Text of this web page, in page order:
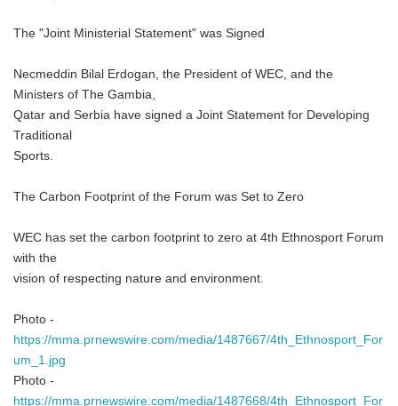
The "Joint Ministerial Statement" was Signed
Necmeddin Bilal Erdogan, the President of WEC, and the
Ministers of The Gambia,
Qatar and Serbia have signed a Joint Statement for Developing
Traditional
Sports.
The Carbon Footprint of the Forum was Set to Zero
WEC has set the carbon footprint to zero at 4th Ethnosport Forum
with the
vision of respecting nature and environment.
Photo -
https://mma.prnewswire.com/media/1487667/4th_Ethnosport_For
um_1.jpg
Photo -
https://mma.prnewswire.com/media/1487668/4th_Ethnosport_For